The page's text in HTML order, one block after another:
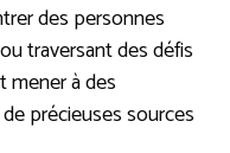
des personnes
traversant des défis
mener à des
précieuses sources